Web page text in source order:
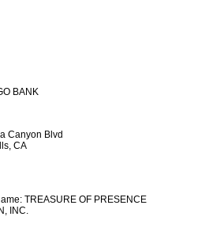
BANK
Canyon Blvd
CA
TREASURE OF PRESENCE
INC.